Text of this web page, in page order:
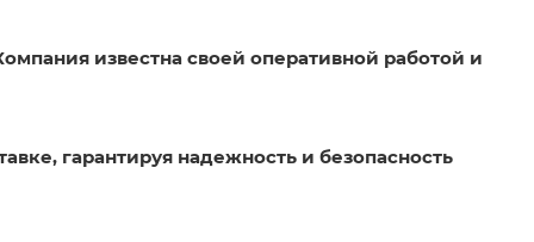
известна своей оперативной работой и
гарантируя надежность и безопасность